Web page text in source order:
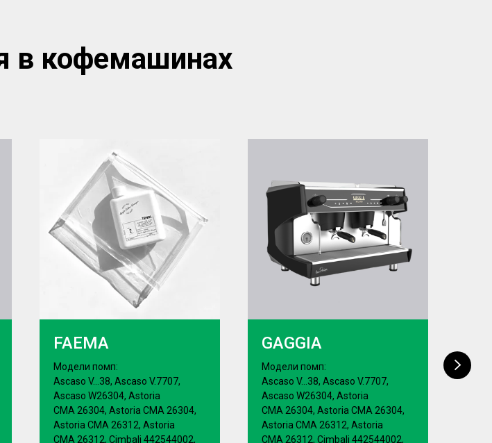
в кофемашинах
FAEMA
Модели помп:
Ascaso V...38, Ascaso V.7707,
Ascaso W26304, Astoria
CMA 26304, Astoria CMA 26304,
Astoria CMA 26312, Astoria
CMA 26312, Cimbali 442544002,
GAGGIA
Модели помп:
Ascaso V...38, Ascaso V.7707,
Ascaso W26304, Astoria
CMA 26304, Astoria CMA 26304,
Astoria CMA 26312, Astoria
CMA 26312, Cimbali 442544002,